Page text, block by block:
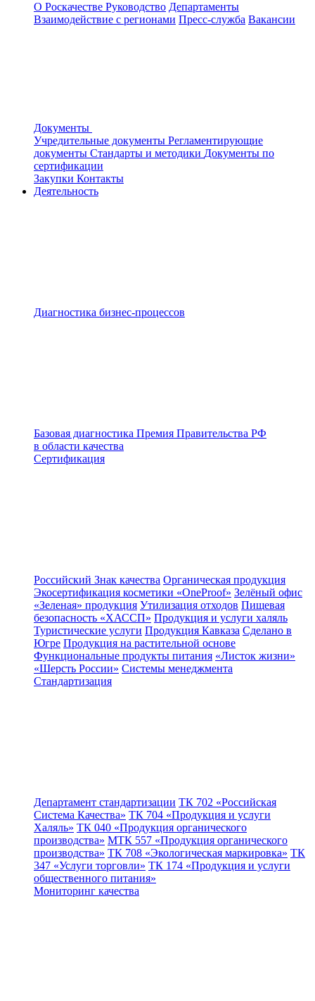
О Роскачестве Руководство Департаменты
Взаимодействие с регионами Пресс-служба Вакансии
Документы
Учредительные документы Регламентирующие
документы Стандарты и методики Документы по
сертификации
Закупки Контакты
Деятельность
Диагностика бизнес-процессов
Базовая диагностика Премия Правительства РФ
в области качества
Сертификация
Российский Знак качества Органическая продукция
Экосертификация косметики «OneProof» Зелёный офис
«Зеленая» продукция Утилизация отходов Пищевая
безопасность «ХАССП» Продукция и услуги халяль
Туристические услуги Продукция Кавказа Сделано в
Югре Продукция на растительной основе
Функциональные продукты питания «Листок жизни»
«Шерсть России» Системы менеджмента
Стандартизация
Департамент стандартизации ТК 702 «Российская
Система Качества» ТК 704 «Продукция и услуги
Халяль» ТК 040 «Продукция органического
производства» МТК 557 «Продукция органического
производства» ТК 708 «Экологическая маркировка» ТК
347 «Услуги торговли» ТК 174 «Продукция и услуги
общественного питания»
Мониторинг качества